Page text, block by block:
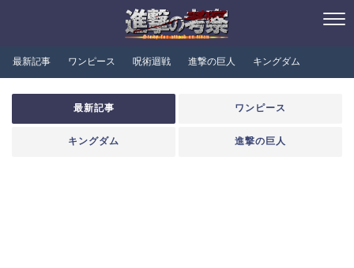
最新記事 ワンピース 呪術迴戦 進撃の巨人 キングダム
最新記事 ワンピース
キングダム 進撃の巨人